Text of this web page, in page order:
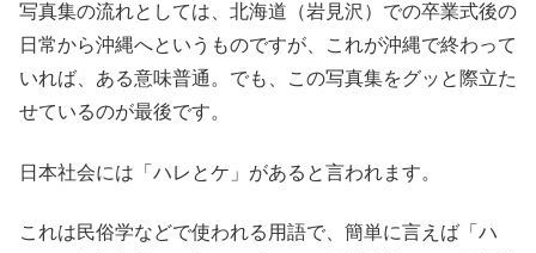
写真集の流れとしては、北海道（岩見沢）での卒業式後の
日常から沖縄へというものですが、これが沖縄で終わって
いれば、ある意味普通。でも、この写真集をグッと際立た
せているのが最後です。
日本社会には「ハレとケ」があると言われます。
これは民俗学などで使われる用語で、簡単に言えば「ハ